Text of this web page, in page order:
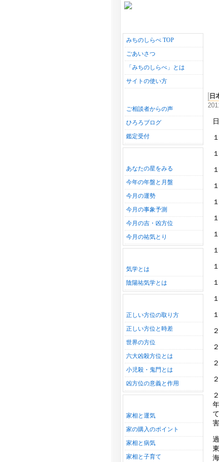
みちのしらべ TOP
ごあいさつ
「みちのしらべ」とは
サイトの使い方
ご相談者からの声
ひろろブログ
鑑定受付
あなたの星をみる
今年の年盤と月盤
今月の運勢
今月の事象予測
今月の吉・凶方位
今月の祐気とり
気学とは
陰陽祐気学とは
正しい方位の取り方
正しい方位と時差
世界の方位
六大凶殺方位とは
小児殺・鬼門とは
凶方位の意義と作用
家相と運気
家の購入のポイント
家相と病気
家相と子育て
日